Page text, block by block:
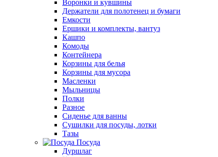
Воронки и кувшины
Держатели для полотенец и бумаги
Емкости
Ершики и комплекты, вантуз
Кашпо
Комоды
Контейнера
Корзины для белья
Корзины для мусора
Масленки
Мыльницы
Полки
Разное
Сиденье для ванны
Сушилки для посуды, лотки
Тазы
Посуда
Дуршлаг